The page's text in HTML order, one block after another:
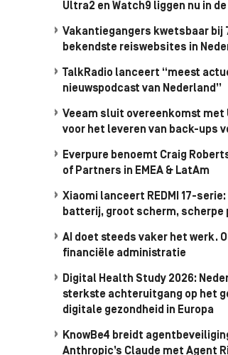
Ultra2 en Watch9 liggen nu in
Vakantiegangers kwetsbaar bij
bekendste reiswebsites in
TalkRadio lanceert “meest
nieuwspodcast van Nederland”
Veeam sluit overeenkomst met
voor het leveren van back-ups
Everpure benoemt Craig
of Partners in EMEA & LatAm
Xiaomi lanceert REDMI 17-
batterij, groot scherm, scherpe
AI doet steeds vaker het werk.
financiële administratie
Digital Health Study 2026:
sterkste achteruitgang op het
digitale gezondheid in Europa
KnowBe4 breidt
Anthropic’s Claude met Agent